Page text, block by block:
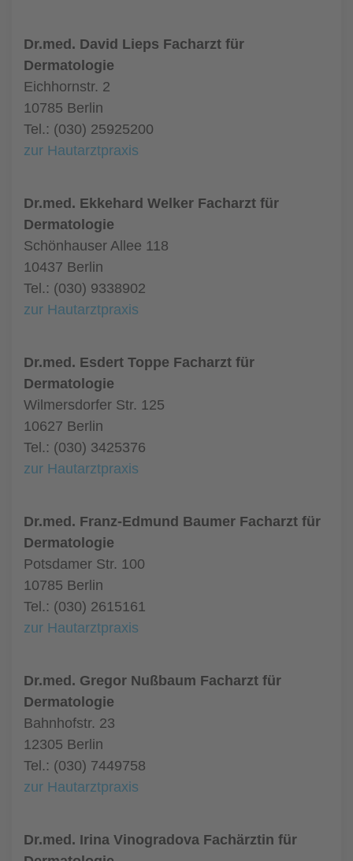
Dr.med. David Lieps Facharzt für
Dermatologie
Eichhornstr. 2
10785 Berlin
Tel.: (030) 25925200
zur Hautarztpraxis
Dr.med. Ekkehard Welker Facharzt für
Dermatologie
Schönhauser Allee 118
10437 Berlin
Tel.: (030) 9338902
zur Hautarztpraxis
Dr.med. Esdert Toppe Facharzt für
Dermatologie
Wilmersdorfer Str. 125
10627 Berlin
Tel.: (030) 3425376
zur Hautarztpraxis
Dr.med. Franz-Edmund Baumer Facharzt für
Dermatologie
Potsdamer Str. 100
10785 Berlin
Tel.: (030) 2615161
zur Hautarztpraxis
Dr.med. Gregor Nußbaum Facharzt für
Dermatologie
Bahnhofstr. 23
12305 Berlin
Tel.: (030) 7449758
zur Hautarztpraxis
Dr.med. Irina Vinogradova Fachärztin für